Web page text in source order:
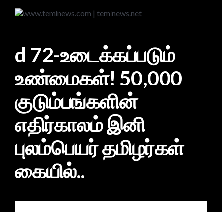
d 72-உடைக்கப்படும்
உண்மைகள்! 50,000
குடும்பங்களின்
எதிர்காலம் இனி
புலம்பெயர் தமிழர்கள்
கையில்..